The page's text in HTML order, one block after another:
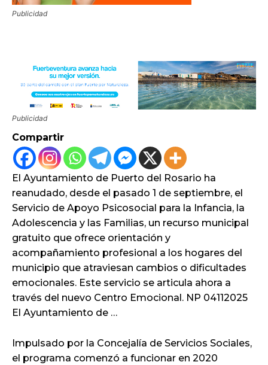
Publicidad
Publicidad
Compartir
El Ayuntamiento de Puerto del Rosario ha
reanudado, desde el pasado 1 de septiembre, el
Servicio de Apoyo Psicosocial para la Infancia, la
Adolescencia y las Familias, un recurso municipal
gratuito que ofrece orientación y
acompañamiento profesional a los hogares del
municipio que atraviesan cambios o dificultades
emocionales. Este servicio se articula ahora a
través del nuevo Centro Emocional. NP 04112025
El Ayuntamiento de …
Impulsado por la Concejalía de Servicios Sociales,
el programa comenzó a funcionar en 2020